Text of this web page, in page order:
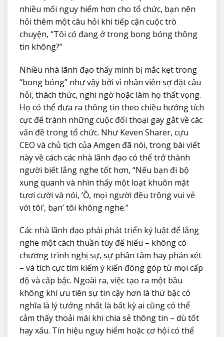
nhiều mối nguy hiểm hơn cho tổ chức, bạn nên
hỏi thêm một câu hỏi khi tiếp cận cuộc trò
chuyện, “Tôi có đang ở trong bong bóng thông
tin không?”
Nhiều nhà lãnh đạo thấy mình bị mắc kẹt trong
“bong bóng” như vậy bởi vì nhân viên sợ đặt câu
hỏi, thách thức, nghi ngờ hoặc làm họ thất vọng.
Họ có thể đưa ra thông tin theo chiều hướng tích
cực để tránh những cuộc đối thoại gay gắt về các
vấn đề trong tổ chức. Như Keven Sharer, cựu
CEO và chủ tịch của Amgen đã nói, trong bài viết
này về cách các nhà lãnh đạo có thể trở thành
người biết lắng nghe tốt hơn, “Nếu bạn đi bộ
xung quanh và nhìn thấy một loạt khuôn mặt
tươi cười và nói, ‘Ồ, mọi người đều trông vui vẻ
với tôi’, bạn’ tôi không nghe.”
Các nhà lãnh đạo phải phát triển kỷ luật để lắng
nghe một cách thuần túy để hiểu – không có
chương trình nghị sự, sự phân tâm hay phán xét
– và tích cực tìm kiếm ý kiến ​​đóng góp từ mọi cấp
độ và cấp bậc. Ngoài ra, việc tạo ra một bầu
không khí ưu tiên sự tin cậy hơn là thứ bậc có
nghĩa là lý tưởng nhất là bất kỳ ai cũng có thể
cảm thấy thoải mái khi chia sẻ thông tin – dù tốt
hay xấu. Tín hiệu nguy hiểm hoặc cơ hội có thể